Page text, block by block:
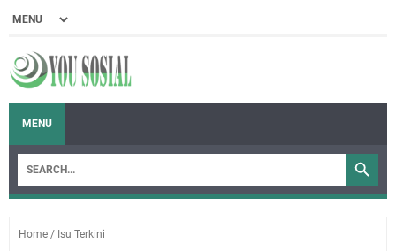
MENU
Home / Isu Terkini